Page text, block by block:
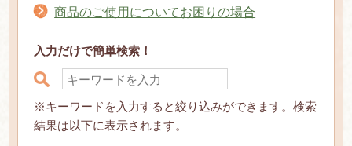
商品のご使用についてお困りの場合
入力だけで簡単検索！
※キーワードを入力すると絞り込みができます。検索
結果は以下に表示されます。